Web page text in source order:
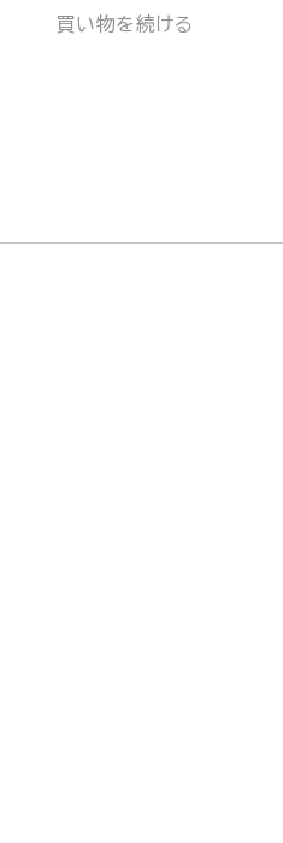
買い物を続ける